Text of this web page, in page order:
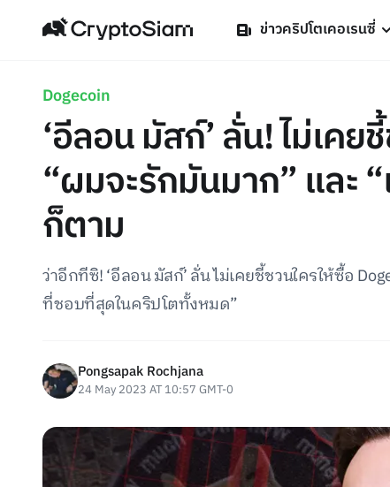
ข่าวคริปโตเคอเรนซี่
Dogecoin
‘อีลอน มัสก์’ ลั่น! ไม่เค
“ผมจะรักมันมาก” และ
ก็ตาม
ว่าอีกทีซิ! ‘อีลอน มัสก์’ ลั่น ไม่เคยชี้ชวนใครให้ซื้อ
ที่ชอบที่สุดในคริปโตทั้งหมด”
Pongsapak Rochjana
24 May 2023 AT 10:57 GMT-0